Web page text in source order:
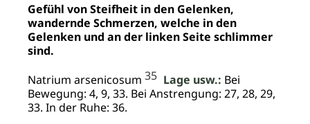
Gefühl von Steifheit in den Gelenken,
wandernde Schmerzen, welche in den
Gelenken und an der linken Seite schlimmer
sind.
Natrium arsenicosum 35 Lage usw.: Bei
Bewegung: 4, 9, 33. Bei Anstrengung: 27, 28, 29,
33. In der Ruhe: 36.